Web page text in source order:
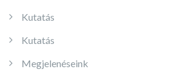
Kutatás
Kutatás
Megjelenéseink